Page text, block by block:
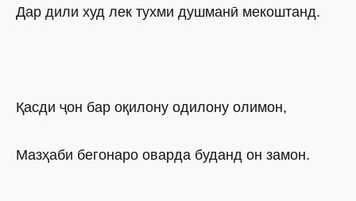
Дар дили худ лек тухми душманӣ мекоштанд.
Қасди ҷон бар оқилону одилону олимон,
Мазҳаби бегонаро оварда буданд он замон.